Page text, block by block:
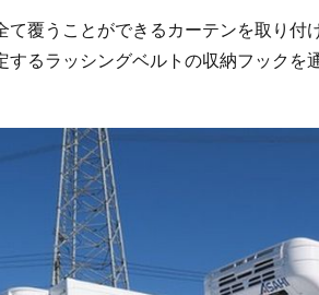
て覆うことができるカーテンを取り付
するラッシングベルトの収納フックを